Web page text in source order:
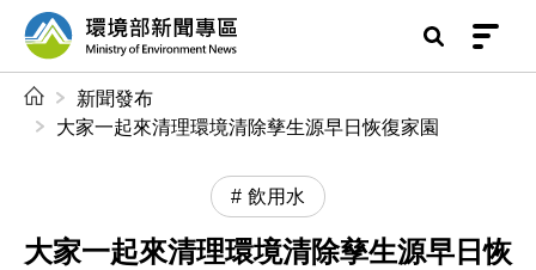
前往中央內容區塊
環境部新聞專區
新聞發布
大家一起來清理環境清除孳生源早日恢復家園
飲用水
大家一起來清理環境清除孳生源早日恢